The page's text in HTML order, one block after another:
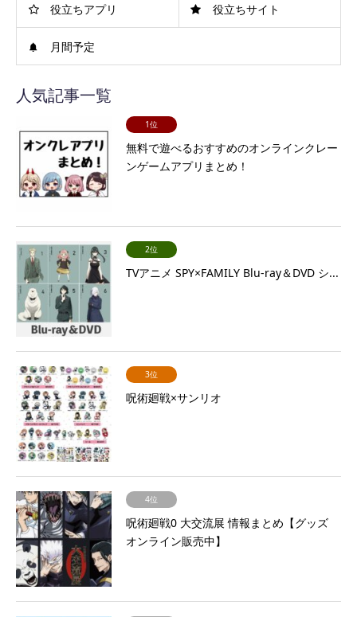
役立ちアプリ 役立ちサイト
月間予定
人気記事一覧
1位
無料で遊べるおすすめのオンラインクレー
ンゲームアプリまとめ！
2位
TVアニメ SPY×FAMILY Blu-ray＆DVD シ...
3位
呪術廻戦×サンリオ
4位
呪術廻戦0 大交流展 情報まとめ【グッズ
オンライン販売中】